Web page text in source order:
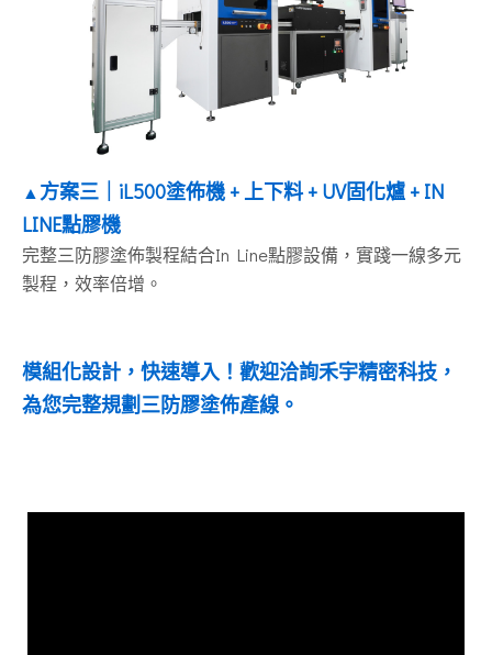
▲ 方案三｜iL500塗佈機 + 上下料 + UV固化爐 + IN
LINE點膠機
完整三防膠塗佈製程結合In Line點膠設備，實踐一線多元
製程，效率倍增。
模組化設計，快速導入！歡迎洽詢禾宇精密科技，
為您完整規劃三防膠塗佈產線。